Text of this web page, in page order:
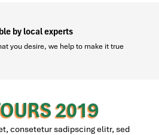
by local experts
you desire, we help to make it true
2019
consetetur sadipscing elitr, sed